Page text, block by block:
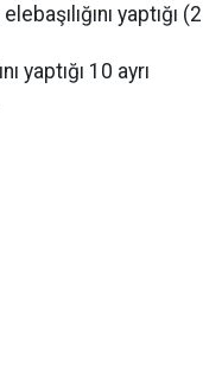
yaptığı (2
yaptığı 10 ayrı